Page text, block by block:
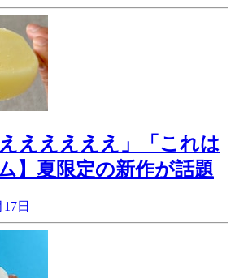
えええええ」「これは
】夏限定の新作が話題
日